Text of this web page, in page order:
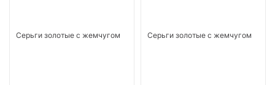
Серьги золотые с жемчугом Серьги золотые с жемчугом